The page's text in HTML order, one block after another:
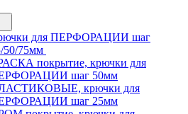
для ПЕРФОРАЦИИ шаг
50/75мм
покрытие, крючки для
шаг 50мм
крючки для
шаг 25мм